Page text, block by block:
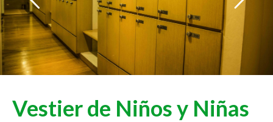
Vestier de Niños y Niñas